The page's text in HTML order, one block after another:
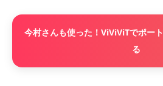
今村さんも使った！ViViViTでポー
る